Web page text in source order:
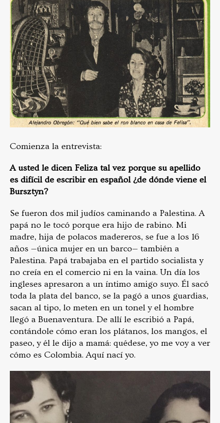
Comienza la entrevista:
A usted le dicen Feliza tal vez porque su apellido
es difícil de escribir en español ¿de dónde viene el
Bursztyn?
Se fueron dos mil judíos caminando a Palestina. A
papá no le tocó porque era hijo de rabino. Mi
madre, hija de polacos madereros, se fue a los 16
años —única mujer en un barco— también a
Palestina. Papá trabajaba en el partido socialista y
no creía en el comercio ni en la vaina. Un día los
ingleses apresaron a un íntimo amigo suyo. Él sacó
toda la plata del banco, se la pagó a unos guardias,
sacan al tipo, lo meten en un tonel y el hombre
llegó a Buenaventura. De allí le escribió a Papá,
contándole cómo eran los plátanos, los mangos, el
paseo, y él le dijo a mamá: quédese, yo me voy a ver
cómo es Colombia. Aquí nací yo.